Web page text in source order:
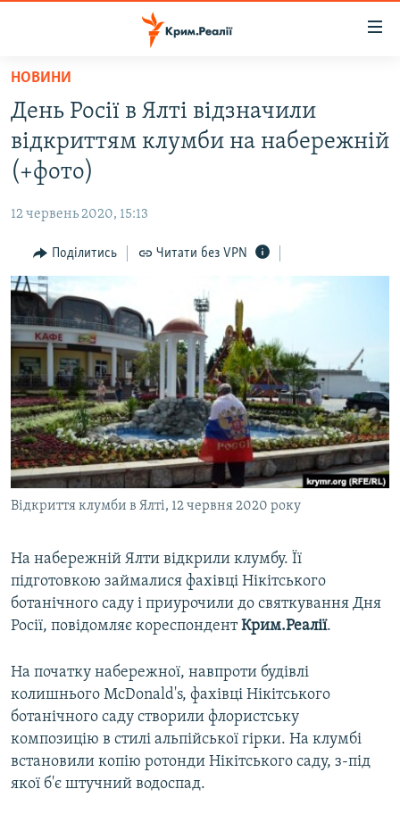
Перейти
основного
матеріалу
Перейти
до
основної
навігації
Перейти
до
пошуку
ВОДА.КРИМ
ВІДЕО ТА ФОТО
БЛОГИ
ПОГЛЯД
ІНТЕРВ'Ю
ВСЕ ЗА ДЕНЬ
СПЕЦПРОЕКТИ
ДЕПОРТАЦІЯ
ВІДЕОУРОКИ «ELIFBE»
СВІДЧЕННЯ ОКУПАЦІЇ
УКРАЇНСЬКА ПРОБЛЕМА КРИМУ
ІНФОГРАФІКА
ЯК ОБІЙТИ БЛОКУВАННЯ
Русский
Qırımtatar
ДОЛУЧАЙСЯ!
Усі сайти RFE/RL
НОВИНИ
День Росії в Ялті відзначили
відкриттям клумби на набережній
(+фото)
12 червень 2020, 15:13
Поділитись Читати без VPN
Відкриття клумби в Ялті, 12 червня 2020 року
На набережній Ялти відкрили клумбу. Її
підготовкою займалися фахівці Нікітського
ботанічного саду і приурочили до святкування Дня
Росії, повідомляє кореспондентКрим.Реалії.
На початку набережної, навпроти будівлі
колишнього McDonald's, фахівці Нікітського
ботанічного саду створили флористську
композицію в стилі альпійської гірки. На клумбі
встановили копію ротонди Нікітського саду, з-під
якої б'є штучний водоспад.